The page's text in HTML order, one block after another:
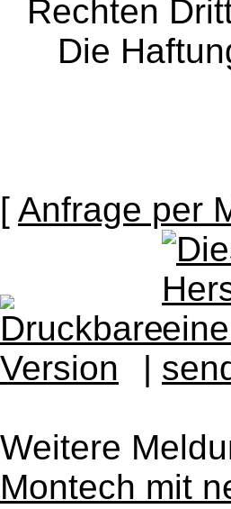
Rechten
Die
[ Anfrage per
|
Weitere
Montech mit